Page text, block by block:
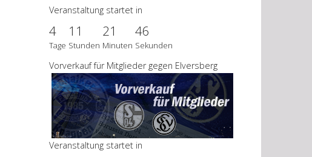
Veranstaltung startet in
4
Tage
11
Stunden
21
Minuten
45
Sekunden
Vorverkauf für Mitglieder gegen Elversberg
Veranstaltung startet in